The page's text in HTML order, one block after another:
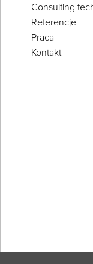
Consulting
Referencje
Praca
Kontakt